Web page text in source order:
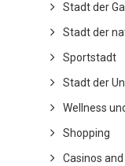
Stadt der
Stadt der
Sportstadt
Stadt der
Wellness
Shopping
Casinos